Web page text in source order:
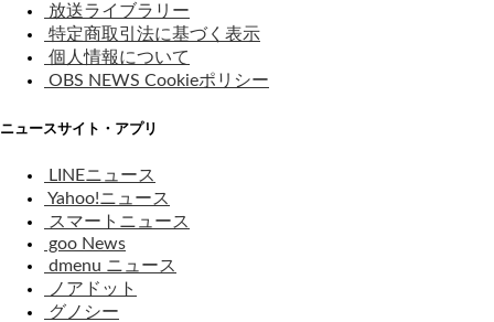
放送ライブラリー
特定商取引法に基づく表示
個人情報について
OBS NEWS Cookieポリシー
ニュースサイト・アプリ
LINEニュース
Yahoo!ニュース
スマートニュース
goo News
dmenu ニュース
ノアドット
グノシー